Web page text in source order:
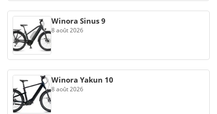
Winora Sinus 9
8 août 2026
Winora Yakun 10
8 août 2026